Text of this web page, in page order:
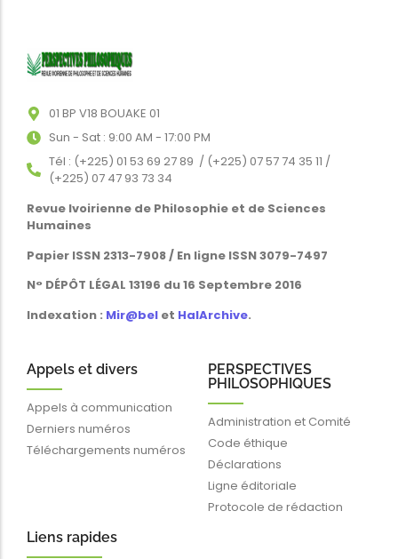
01 BP V18 BOUAKE 01
Sun - Sat : 9:00 AM - 17:00 PM
Tél : (+225) 01 53 69 27 89 / (+225) 07 57 74 35 11 /
(+225) 07 47 93 73 34
Revue Ivoirienne de Philosophie et de Sciences
Humaines
Papier ISSN 2313-7908 / En ligne ISSN 3079-7497
N° DÉPÔT LÉGAL 13196 du 16 Septembre 2016
Indexation : Mir@bel et HalArchive.
Appels et divers
Appels à communication
Derniers numéros
Téléchargements numéros
PERSPECTIVES
PHILOSOPHIQUES
Administration et Comité
Code éthique
Déclarations
Ligne éditoriale
Protocole de rédaction
Liens rapides